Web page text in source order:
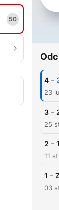
50
4 -
23
3 -
25
2 -
11
1 -
03